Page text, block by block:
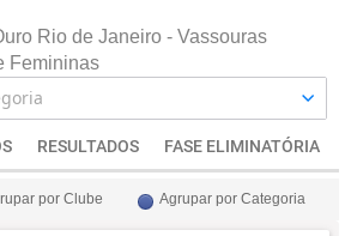
Rio de Janeiro - Vassouras
Femininas
RESULTADOS FASE ELIMINATÓRIA
por Clube Agrupar por Categoria